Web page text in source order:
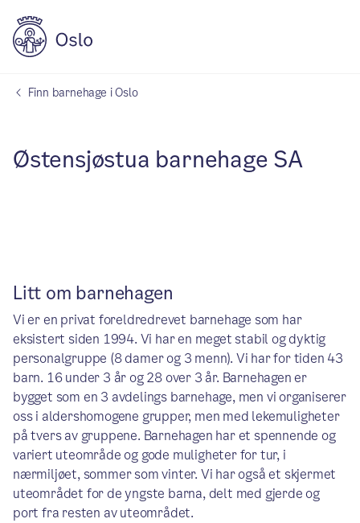
Finn barnehage i Oslo
Østensjøstua barnehage SA
Litt om barnehagen
Vi er en privat foreldredrevet barnehage som har
eksistert siden 1994. Vi har en meget stabil og dyktig
personalgruppe (8 damer og 3 menn). Vi har for tiden 43
barn. 16 under 3 år og 28 over 3 år. Barnehagen er
bygget som en 3 avdelings barnehage, men vi organiserer
oss i aldershomogene grupper, men med lekemuligheter
på tvers av gruppene. Barnehagen har et spennende og
variert uteområde og gode muligheter for tur, i
nærmiljøet, sommer som vinter. Vi har også et skjermet
uteområdet for de yngste barna, delt med gjerde og
port fra resten av uteområdet.